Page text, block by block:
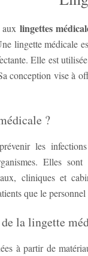
auxlingettes
lingette médicale
Elle est
conception vise à
?
les
Elles
cliniques et
que le
la lingette
à partir de